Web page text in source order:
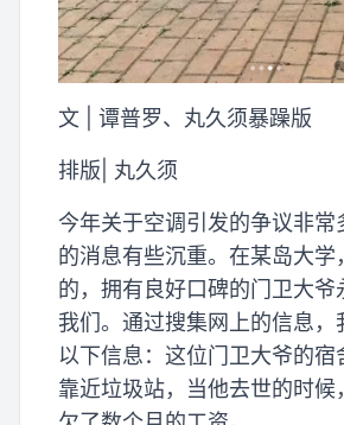
文 | 谭普罗、丸久须暴躁版
排版| 丸久须
今年关于空调引发的争议非常
的消息有些沉重。在某岛大学
的，拥有良好口碑的门卫大爷
我们。通过搜集网上的信息，
以下信息：这位门卫大爷的宿
靠近垃圾站，当他去世的时候